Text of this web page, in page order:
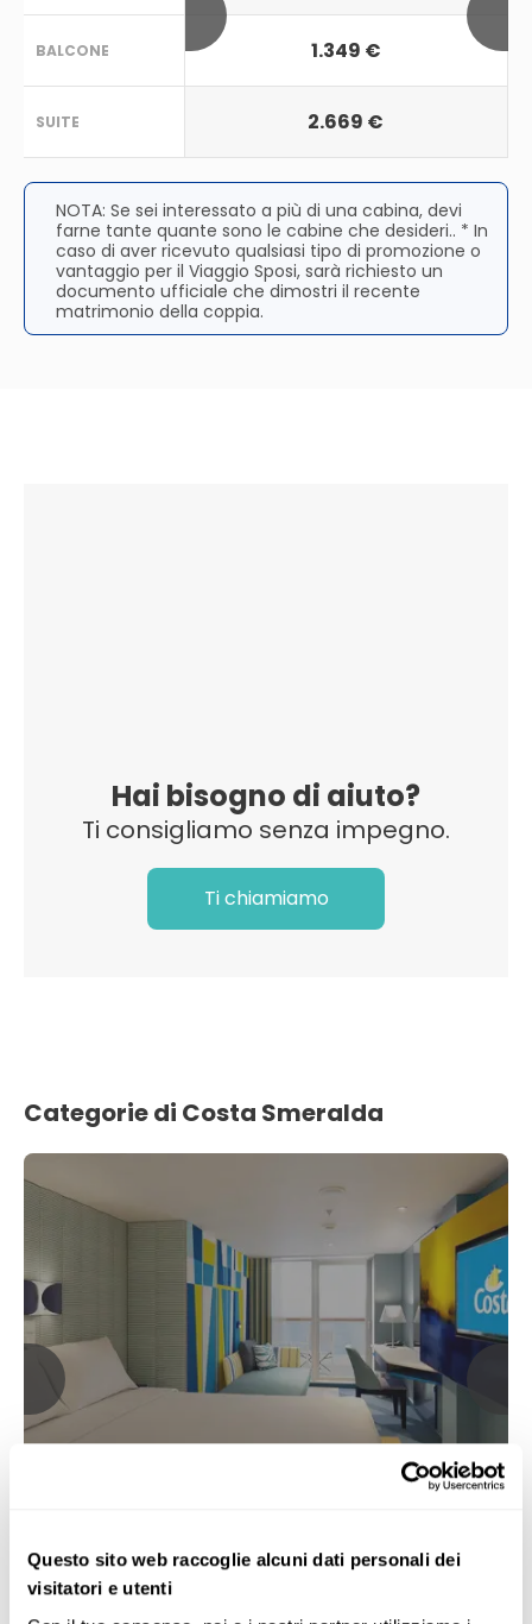
Questo sito web raccoglie alcuni dati personali dei
visitatori e utenti
BALCONE
SUITE
1.349 €
2.669 €
NOTA: Se sei interessato a più di una cabina, devi
farne tante quante sono le cabine che desideri.. * In
caso di aver ricevuto qualsiasi tipo di promozione o
vantaggio per il Viaggio Sposi, sarà richiesto un
documento ufficiale che dimostri il recente
matrimonio della coppia.
Hai bisogno di aiuto?
Ti consigliamo senza impegno.
Ti chiamiamo
Categorie di Costa Smeralda